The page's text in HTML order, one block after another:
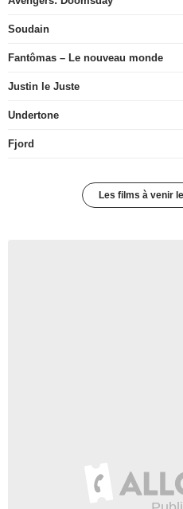
Soudain
Fantômas – Le nouveau monde
Justin le Juste
Undertone
Fjord
Les films à venir